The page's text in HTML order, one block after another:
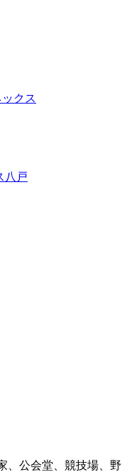
クス
八戸
、公会堂、競技場、野